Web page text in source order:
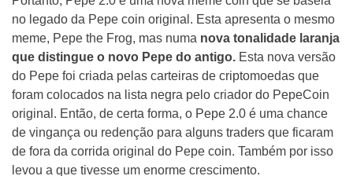
no legado da Pepe coin original. Esta apresenta o mesmo
meme, Pepe the Frog, mas numa nova tonalidade laranja
que distingue o novo Pepe do antigo. Esta nova versão
do Pepe foi criada pelas carteiras de criptomoedas que
foram colocados na lista negra pelo criador do PepeCoin
original. Então, de certa forma, o Pepe 2.0 é uma chance
de vingança ou redenção para alguns traders que ficaram
de fora da corrida original do Pepe coin. Também por isso
levou a que tivesse um enorme crescimento.